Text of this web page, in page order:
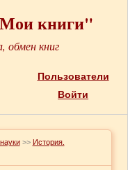
книги"
обмен книг
Пользователи
Войти
>> История.